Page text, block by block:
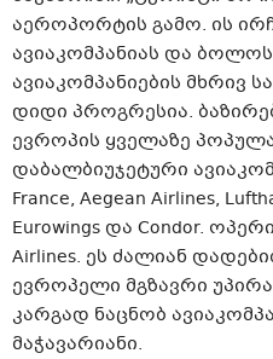
აეროპორტის გამო. ის
ავიაკომპანიას და
ავიაკომპანიების მხრივ
დიდი პროგრესია.
ევროპის ყველაზე
დაბალბიუჯეტური
France, Aegean Airlines,
Eurowings და Condor.
Airlines. ეს ძალიან
ევროპელი მგზავრი
კარგად ნაცნობ
მაჭავარიანი.